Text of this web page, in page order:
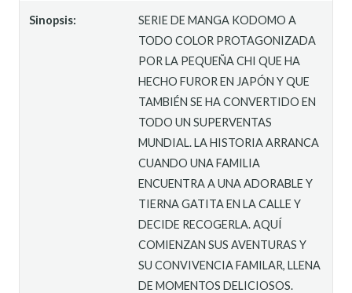
Sinopsis:
SERIE DE MANGA KODOMO A
TODO COLOR PROTAGONIZADA
POR LA PEQUEÑA CHI QUE HA
HECHO FUROR EN JAPÓN Y QUE
TAMBIÉN SE HA CONVERTIDO EN
TODO UN SUPERVENTAS
MUNDIAL. LA HISTORIA ARRANCA
CUANDO UNA FAMILIA
ENCUENTRA A UNA ADORABLE Y
TIERNA GATITA EN LA CALLE Y
DECIDE RECOGERLA. AQUÍ
COMIENZAN SUS AVENTURAS Y
SU CONVIVENCIA FAMILAR, LLENA
DE MOMENTOS DELICIOSOS.